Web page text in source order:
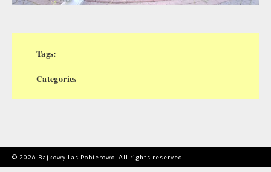
Tags:
Categories
© 2026 Bajkowy Las Pobierowo. All rights reserved.